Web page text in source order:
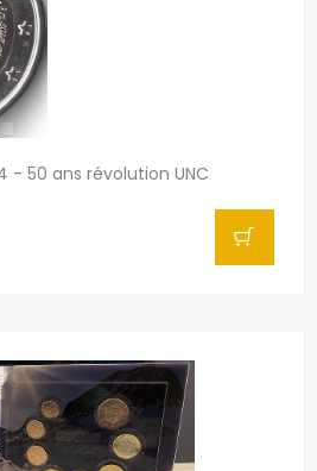
- 50 ans révolution UNC